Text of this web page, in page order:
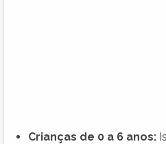
Crianças de 0 a 6 anos: